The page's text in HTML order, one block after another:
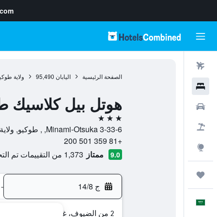
الصفحة الرئيسية اليابان 95,490 ولاية
هوتل بيل كلاسيك
3 نجوم
3-33-6 Minami-Otsuka, , طوكيو, ولاية طوكيو, اليابان
+81 359 501 200
9.0 ممتاز 1,373 من التقييمات تم التحقق منها
ج 14/8 -
2 من الضيوف، غرفة واحدة